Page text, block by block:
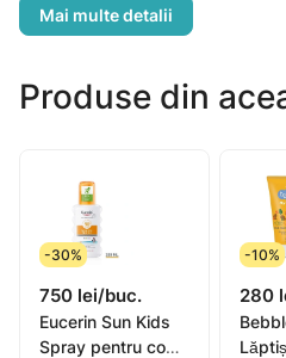
rapid în piele.
Produse din
-30%
750 lei/buc.
Eucerin Sun Kids
Spray pentru copii
-10%
280